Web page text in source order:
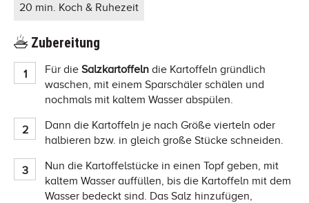
20 min. Koch & Ruhezeit
Zubereitung
Für die Salzkartoffeln die Kartoffeln gründlich
waschen, mit einem Sparschäler schälen und
nochmals mit kaltem Wasser abspülen.
Dann die Kartoffeln je nach Größe vierteln oder
halbieren bzw. in gleich große Stücke schneiden.
Nun die Kartoffelstücke in einen Topf geben, mit
kaltem Wasser auffüllen, bis die Kartoffeln mit dem
Wasser bedeckt sind. Das Salz hinzufügen,